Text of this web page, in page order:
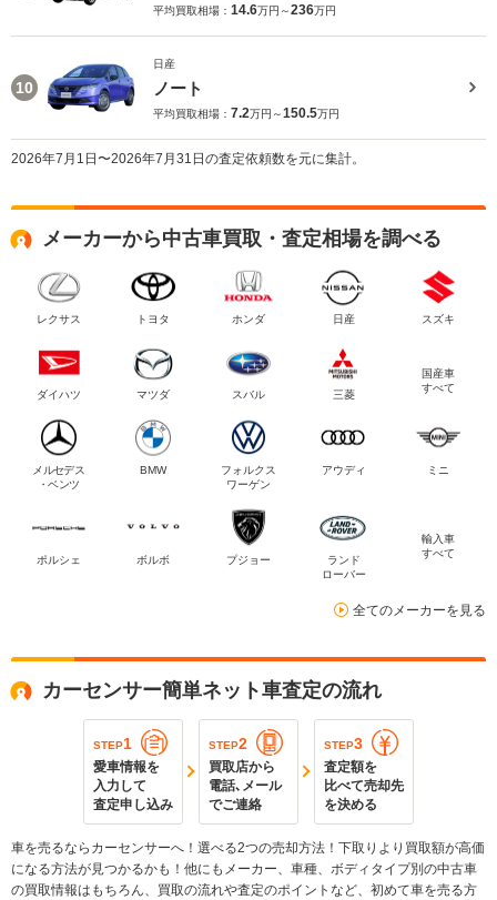
平均買取相場： 14.6万円～236万円
10
日産
ノート
平均買取相場： 7.2万円～150.5万円
2026年7月1日〜2026年7月31日の査定依頼数を元に集計。
メーカーから中古車買取・査定相場を調べる
レクサス トヨタ ホンダ 日産 スズキ
ダイハツ マツダ スバル 三菱
国産車
すべて
メルセデス
・ベンツ
BMW
フォルクス
ワーゲン
アウディ ミニ
ポルシェ ボルボ プジョー
ランド
ローバー
輸入車
すべて
全てのメーカーを見る
カーセンサー簡単ネット車査定の流れ
STEP1
愛車情報を
入力して
査定申し込み
STEP2
買取店から
電話､メール
でご連絡
STEP3
査定額を
比べて売却先
を決める
車を売るならカーセンサーへ！選べる2つの売却方法！下取りより買取額が高価
になる方法が見つかるかも！他にもメーカー、車種、ボディタイプ別の中古車
の買取情報はもちろん、買取の流れや査定のポイントなど、初めて車を売る方